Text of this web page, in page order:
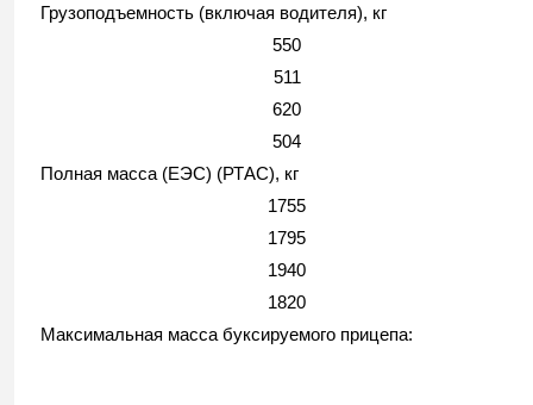
Грузоподъемность (включая водителя), кг
550
511
620
504
Полная масса (ЕЭС) (РТАС), кг
1755
1795
1940
1820
Максимальная масса буксируемого прицепа: